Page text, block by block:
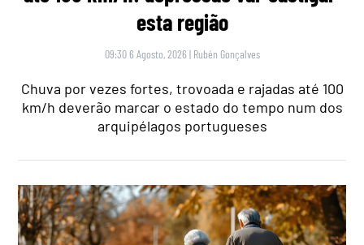
esta região
09:30 6 Agosto, 2026 | Rubén Gonçalves
Chuva por vezes fortes, trovoada e rajadas até 100
km/h deverão marcar o estado do tempo num dos
arquipélagos portugueses